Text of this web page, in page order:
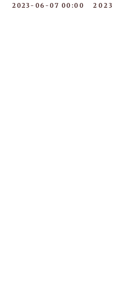
2023-06-07 00:00 2023